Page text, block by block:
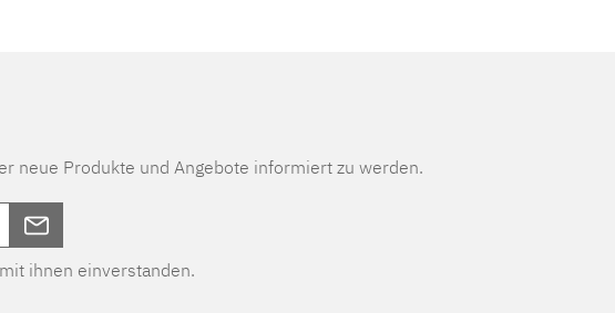
neue Produkte und Angebote informiert zu werden.
ihnen einverstanden.